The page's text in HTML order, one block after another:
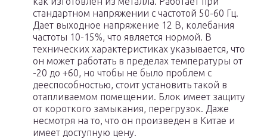
стандартном напряжении с частотой 50-60 Гц.
Дает выходное напряжение 12 В, колебания
частоты 10-15%, что является нормой. В
технических характеристиках указывается, что
он может работать в пределах температуры от
-20 до +60, но чтобы не было проблем с
дееспособностью, стоит установить такой в
отапливаемом помещении. Блок имеет защиту
от короткого замыкания, перегрузок. Даже
несмотря на то, что он произведен в Китае и
имеет доступную цену.